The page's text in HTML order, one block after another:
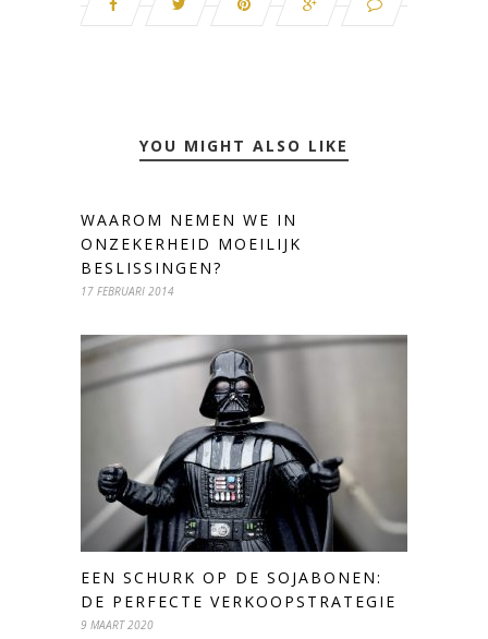
YOU MIGHT ALSO LIKE
WAAROM NEMEN WE IN
ONZEKERHEID MOEILIJK
BESLISSINGEN?
17 FEBRUARI 2014
EEN SCHURK OP DE SOJABONEN:
DE PERFECTE VERKOOPSTRATEGIE
9 MAART 2020